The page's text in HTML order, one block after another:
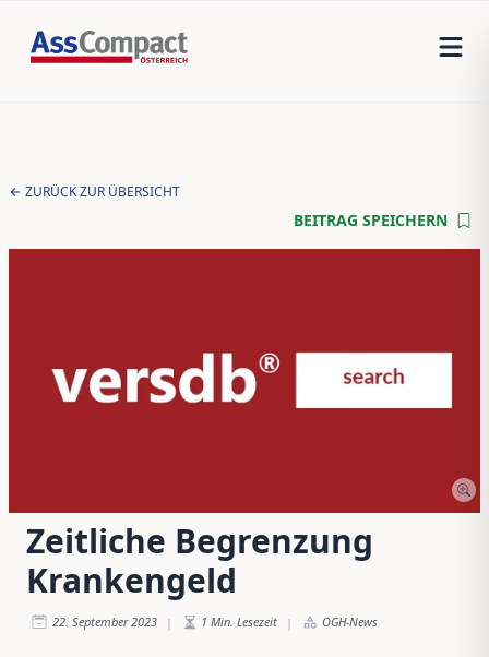
ZURÜCK ZUR ÜBERSICHT
BEITRAG SPEICHERN
Zeitliche Begrenzung
Krankengeld
22. September 2023 | 1 Min. Lesezeit | OGH-News